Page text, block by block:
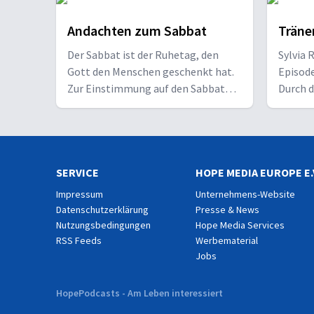
22. MAI 2026
Der Tröster, der Herzen verändert –
Die Pfingstpredigt mit Udo Brünner zeigt, was
gewinnen können.
8. MAI 2026
Wir haben ein kleines Problem –
In dieser Predigt spricht Ivana Ivana
1. MAI 2026
Andachten zum Sabbat
Der Sabbat ist der Ruhetag, den
Gott den Menschen geschenkt hat.
Zur Einstimmung auf den Sabbat
hören Sie eine kurze Andacht.
Sylvia
Durch
stürzt
SERVICE
Impressum
Datenschutzerklärung
Nutzungsbedingungen
RSS Feeds
HOPE MEDIA EUROPE
Unternehmens-Website
Presse & News
Hope Media Services
Werbematerial
Jobs
HopePodcasts - Am Leben interessiert